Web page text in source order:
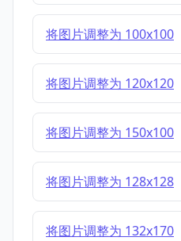
将图片调整为 100x100
将图片调整为 120x120
将图片调整为 150x100
将图片调整为 128x128
将图片调整为 132x170